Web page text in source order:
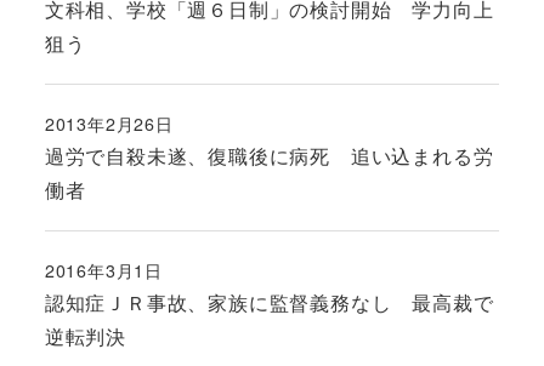
文科相、学校「週６日制」の検討開始 学力向上
狙う
過労で自殺未遂、復職後に病死 追い込まれる労
働者
投稿日
2013年2月26日
認知症ＪＲ事故、家族に監督義務なし 最高裁で
逆転判決
投稿日
2016年3月1日